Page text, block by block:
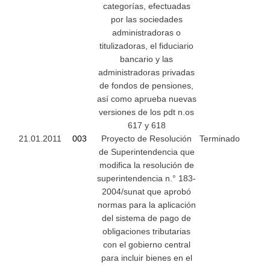
categorías, efectuadas
por las sociedades
administradoras o
titulizadoras, el fiduciario
bancario y las
administradoras privadas
de fondos de pensiones,
así como aprueba nuevas
versiones de los pdt n.os
617 y 618
21.01.2011 003
Proyecto de Resolución
de Superintendencia que
modifica la resolución de
superintendencia n.° 183-
2004/sunat que aprobó
normas para la aplicación
del sistema de pago de
obligaciones tributarias
con el gobierno central
para incluir bienes en el
Terminado